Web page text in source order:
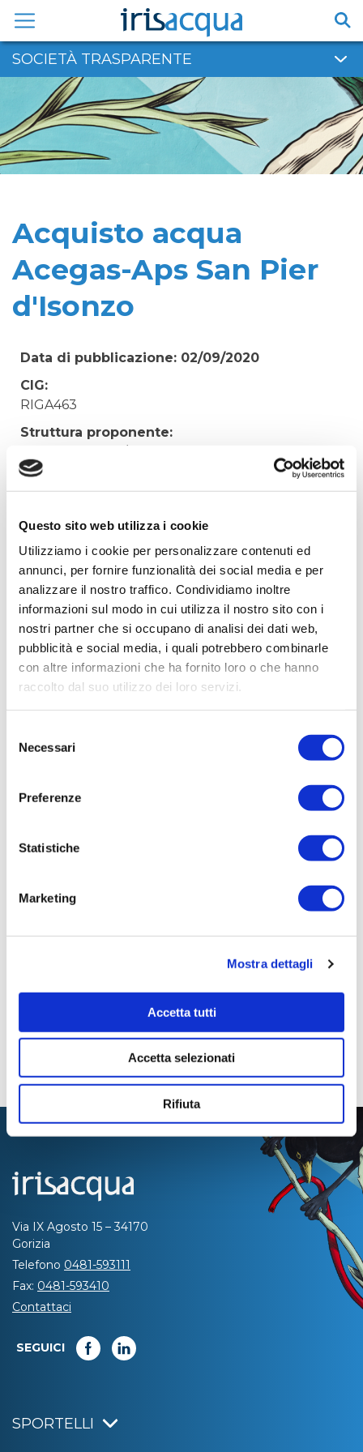
Questo sito web utilizza i cookie
Utilizziamo i cookie per personalizzare contenuti ed
annunci, per fornire funzionalità dei social media e per
analizzare il nostro traffico. Condividiamo inoltre
informazioni sul modo in cui utilizza il nostro sito con i
nostri partner che si occupano di analisi dei dati web,
pubblicità e social media, i quali potrebbero combinarle
con altre informazioni che ha fornito loro o che hanno
raccolto dal suo utilizzo dei loro servizi.
delNecessari
Preferenze
Statistiche
Marketing
Mostra dettagli
Accetta tutti
Accetta selezionati
Rifiuta
contenuto
SOCIETÀ TRASPARENTE
Acquisto acqua
Acegas-Aps San Pier
d'Isonzo
Data di pubblicazione: 02/09/2020
CIG:
RIGA463
Struttura proponente:
Tecnico
Acquisto acqua Acegas-Aps San Pier d'Isonzo
Elenco operatori invitati:
Codice Fiscale:
Procedura di scelta:
Affidamento ai sensi del Regolamento Generale
Aziendale per Lavori Servizi e Forniture
Aggiudicatario Nome:
AcegasApsAmga Spa - cod. fisc. 00930530324
Importo Aggiudicazione:
Via IX Agosto 15 – 34170
Gorizia
Telefono 0481-593111
Fax: 0481-593410
Contattaci
SEGUICI
SPORTELLI